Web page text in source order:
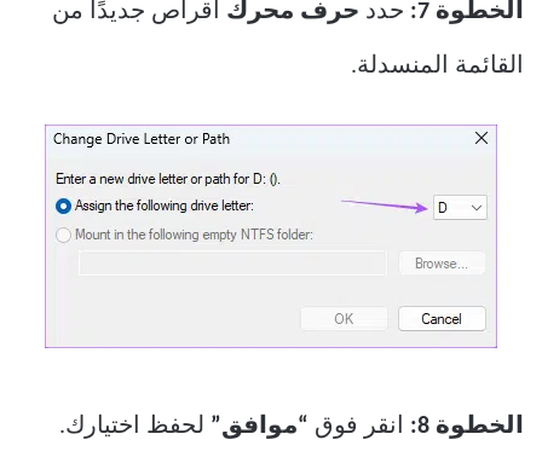
الخطوة 7: حدد حرف محرك أقراص جديدًا من
القائمة المنسدلة.
الخطوة 8: انقر فوق “موافق” لحفظ اختيارك.